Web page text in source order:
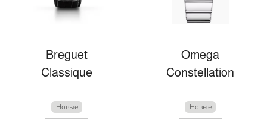
Breguet
Classique
Новые
Omega
Constellation
Новые